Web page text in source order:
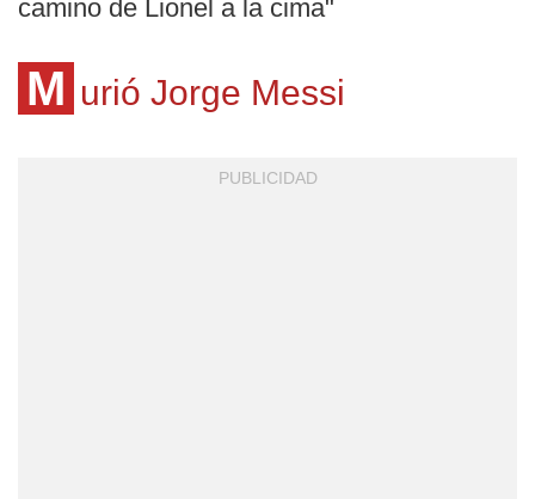
camino de Lionel a la cima"
M urió Jorge Messi